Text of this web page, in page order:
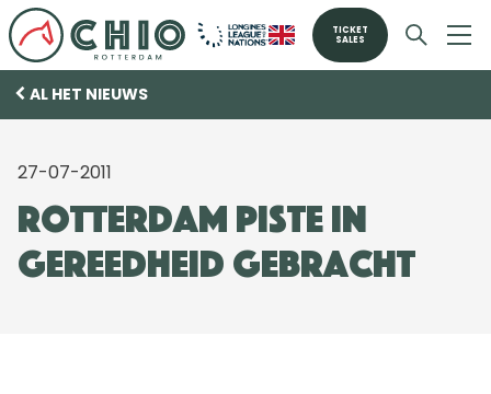
TICKET
SALES
AL HET NIEUWS
27-07-2011
Rotterdam piste in
gereedheid gebracht